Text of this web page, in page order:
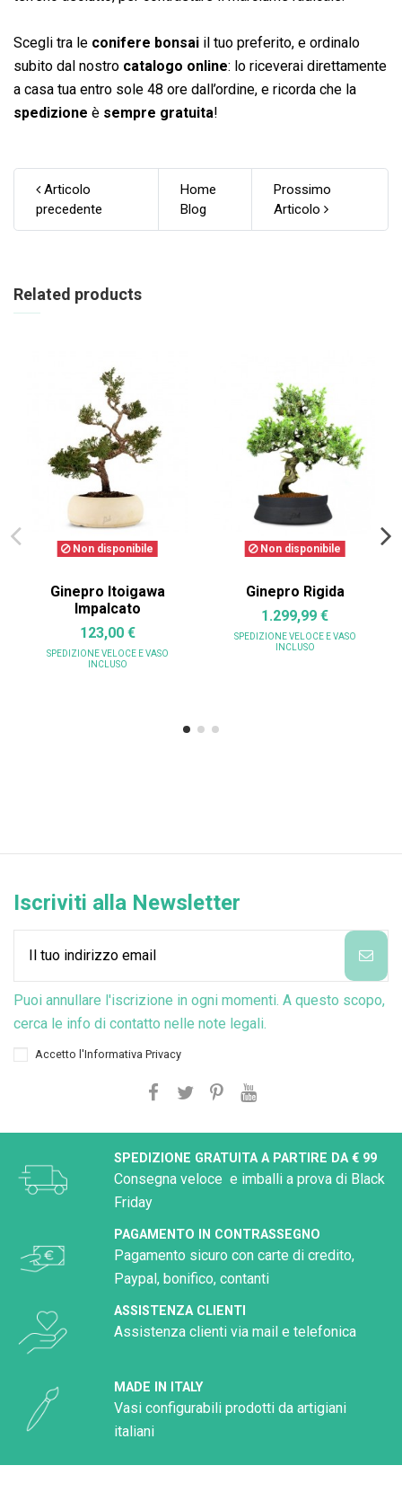
Scegli tra le conifere bonsai il tuo preferito, e ordinalo
subito dal nostro catalogo online: lo riceverai direttamente
a casa tua entro sole 48 ore dall’ordine, e ricorda che la
spedizione è sempre gratuita!
Articolo
precedente
Home
Blog
Prossimo
Articolo
Related products
Non disponibile
Ginepro Itoigawa
Impalcato
123,00 €
SPEDIZIONE VELOCE E VASO
INCLUSO
Non disponibile
Ginepro Rigida
1.299,99 €
SPEDIZIONE VELOCE E VASO
INCLUSO
Iscriviti alla Newsletter
Puoi annullare l'iscrizione in ogni momenti. A questo scopo,
cerca le info di contatto nelle note legali.
Accetto l'Informativa Privacy
SPEDIZIONE GRATUITA A PARTIRE DA € 99
Consegna veloce e imballi a prova di Black
Friday
PAGAMENTO IN CONTRASSEGNO
Pagamento sicuro con carte di credito,
Paypal, bonifico, contanti
ASSISTENZA CLIENTI
Assistenza clienti via mail e telefonica
MADE IN ITALY
Vasi configurabili prodotti da artigiani
italiani